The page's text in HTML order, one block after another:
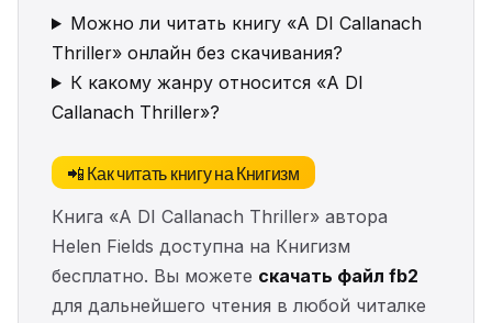
Можно ли читать книгу «A DI Callanach
Thriller» онлайн без скачивания?
К какому жанру относится «A DI
Callanach Thriller»?
📲 Как читать книгу на Книгизм
Книга «A DI Callanach Thriller» автора
Helen Fields доступна на Книгизм
бесплатно. Вы можете скачать файл fb2
для дальнейшего чтения в любой читалке